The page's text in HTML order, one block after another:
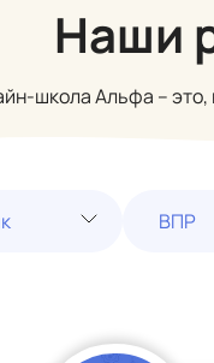
Наши
школа Альфа – это,
ВПР